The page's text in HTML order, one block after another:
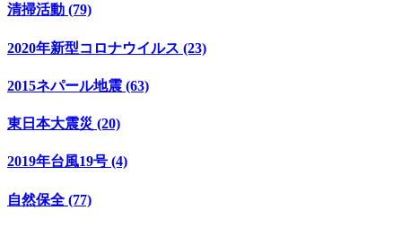
清掃活動 (79)
2020年新型コロナウイルス (23)
2015ネパール地震 (63)
東日本大震災 (20)
2019年台風19号 (4)
自然保全 (77)